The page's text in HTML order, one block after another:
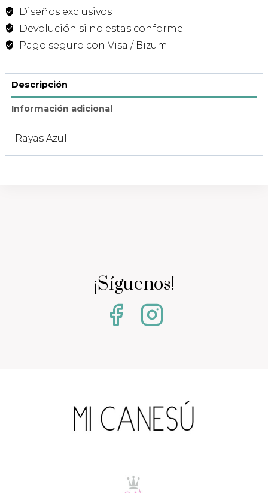
Kids
cantidad
Diseños exclusivos
Devolución si no estas conforme
Pago seguro con Visa / Bizum
Descripción
Información adicional
Rayas Azul
¡Síguenos!